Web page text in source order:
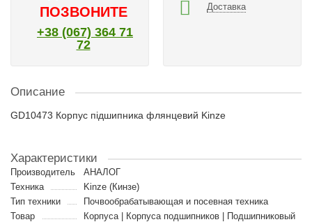
ПОЗВОНИТЕ
+38 (067) 364 71
72
Доставка
Описание
GD10473 Корпус підшипника флянцевий Kinze
Характеристики
Производитель
АНАЛОГ
Техника
Kinze (Кинзе)
Тип техники
Почвообрабатывающая и посевная техника
Товар
Корпуса | Корпуса подшипников | Подшипниковый